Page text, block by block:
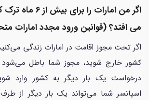
اگر من امارات را
می افتد؟ (قوانین ورود مجدد امارات
کشور خارج شوید، مجوز شما باطل می‌شود
درخواست یک بار دیگر به کشور وارد
اسپانسر شما می‌تواند یک بار دیگر از